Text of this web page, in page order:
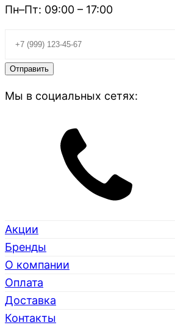
Пн–Пт: 09:00 – 17:00
Мы в социальных сетях:
Акции
Бренды
О компании
Оплата
Доставка
Контакты